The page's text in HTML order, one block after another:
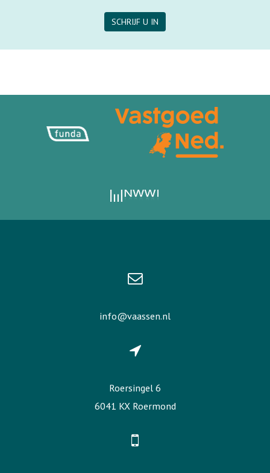
SCHRIJF U IN
info@vaassen.nl
Roersingel 6
6041 KX Roermond